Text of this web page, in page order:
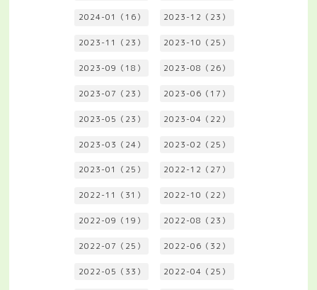
2024-01（16） 2023-12（23）
2023-11（23） 2023-10（25）
2023-09（18） 2023-08（26）
2023-07（23） 2023-06（17）
2023-05（23） 2023-04（22）
2023-03（24） 2023-02（25）
2023-01（25） 2022-12（27）
2022-11（31） 2022-10（22）
2022-09（19） 2022-08（23）
2022-07（25） 2022-06（32）
2022-05（33） 2022-04（25）